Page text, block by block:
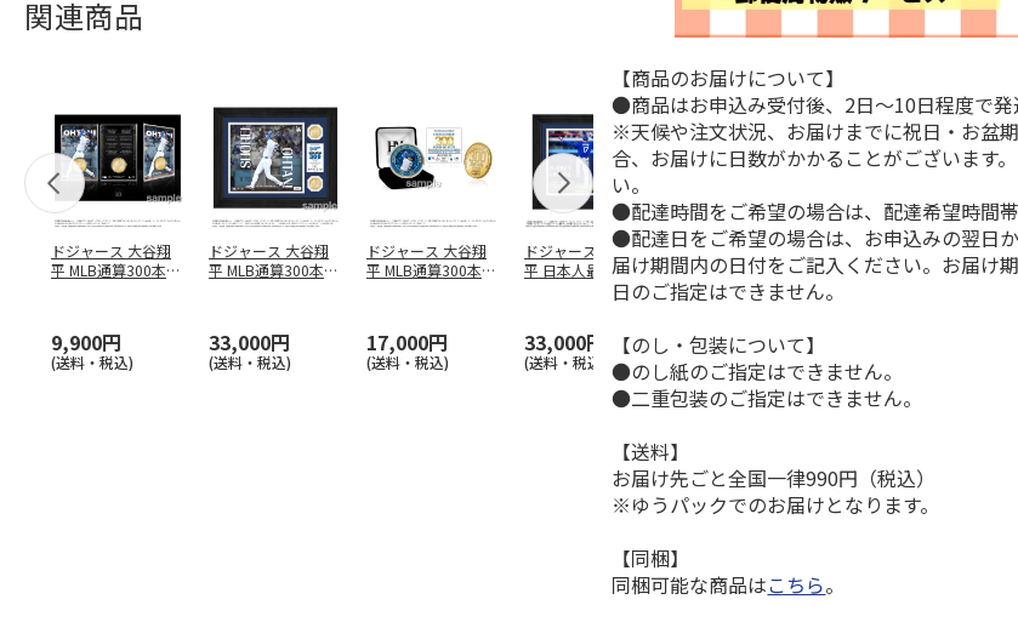
関連商品
ドジャース 大谷翔
平 MLB通算300本塁
9,900円
(送料・税込)
ドジャース 大谷翔
平 MLB通算300本塁
33,000円
(送料・税込)
ドジャース 大谷翔
平 MLB通算300本塁
17,000円
(送料・税込)
ドジャース 大谷翔
平 日本人最多53試
合連続出塁記念 ダ
33,000円
(送料・税込)
MLB ドジャース 大
谷翔平 2026 NL 3・
4月投手…
33,000円
(送料・税込)
ドジャース 大谷翔
平 日本人最多53試
(送料・税込)
谷
【商品のお届けについて】
●商品はお申込み受付後、2日～10日程度で発
※天候や注文状況、お届けまでに祝日・お盆
合、お届けに日数がかかることがございます
い。
●配達時間をご希望の場合は、配達希望時間帯
●配達日をご希望の場合は、お申込みの翌日
届け期間内の日付をご記入ください。お届け
日のご指定はできません。
【のし・包装について】
●のし紙のご指定はできません。
●二重包装のご指定はできません。
【送料】
お届け先ごと全国一律990円（税込）
※ゆうパックでのお届けとなります。
【同梱】
同梱可能な商品はこちら。